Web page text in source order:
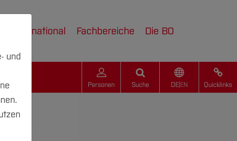
International Fachbereiche Die BO
Personen Suche DE| EN Quicklinks
2019
und